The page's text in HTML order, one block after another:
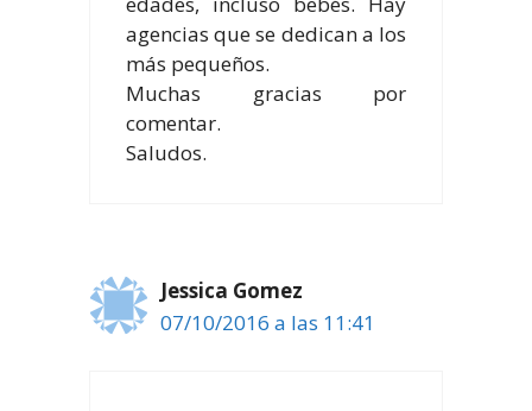
agencias que se dedican a los
más pequeños.
Muchas gracias por
comentar.
Saludos.
Jessica Gomez
07/10/2016 a las 11:41